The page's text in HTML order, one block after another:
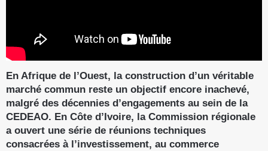
En Afrique de l’Ouest, la construction d’un véritable
marché commun reste un objectif encore inachevé,
malgré des décennies d’engagements au sein de la
CEDEAO. En Côte d’Ivoire, la Commission régionale
a ouvert une série de réunions techniques
consacrées à l’investissement, au commerce